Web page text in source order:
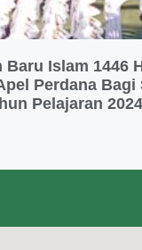
Baru Islam 1446
Perdana Bagi
Pelajaran